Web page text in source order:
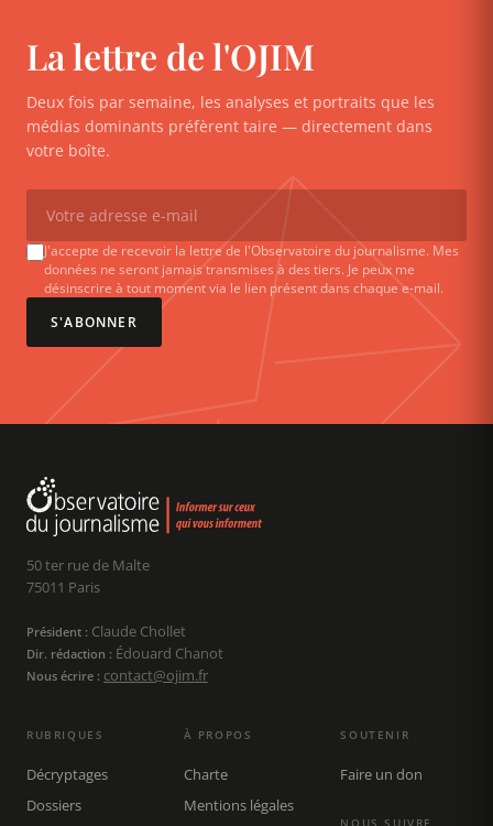
La lettre de l'OJIM
Deux fois par semaine, les analyses et portraits que les
médias dominants préfèrent taire — directement dans
votre boîte.
J'accepte de recevoir la lettre de l'Observatoire du journalisme. Mes
données ne seront jamais transmises à des tiers. Je peux me
désinscrire à tout moment via le lien présent dans chaque e-mail.
S'ABONNER
50 ter rue de Malte
75011 Paris
Président : Claude Chollet
Dir. rédaction : Édouard Chanot
Nous écrire : contact@ojim.fr
RUBRIQUES
Décryptages
Dossiers
À PROPOS
Charte
Mentions légales
SOUTENIR
Faire un don